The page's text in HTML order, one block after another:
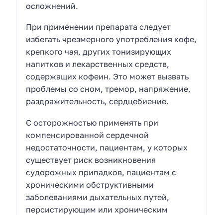
осложнений.
При применении препарата следует
избегать чрезмерного употребления кофе,
крепкого чая, других тонизирующих
напитков и лекарственных средств,
содержащих кофеин. Это может вызвать
проблемы со сном, тремор, напряжение,
раздражительность, сердцебиение.
С осторожностью применять при
компенсированной сердечной
недостаточности, пациентам, у которых
существует риск возникновения
судорожных припадков, пациентам с
хроническими обструктивными
заболеваниями дыхательных путей,
персистирующим или хроническим